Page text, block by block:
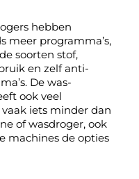
hebben
meer programma’s,
soorten stof,
en zelf anti-
De was-
ook veel
iets minder dan
of wasdroger, ook
machines de opties